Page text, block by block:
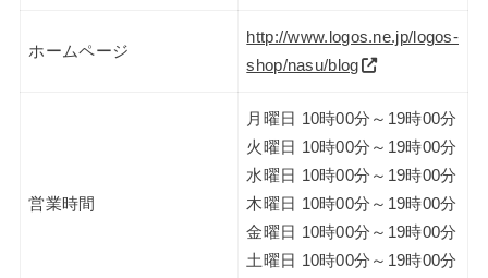
ホームページ
http://www.logos.ne.jp/logos-
shop/nasu/blog
営業時間
月曜日 10時00分～19時00分
火曜日 10時00分～19時00分
水曜日 10時00分～19時00分
木曜日 10時00分～19時00分
金曜日 10時00分～19時00分
土曜日 10時00分～19時00分